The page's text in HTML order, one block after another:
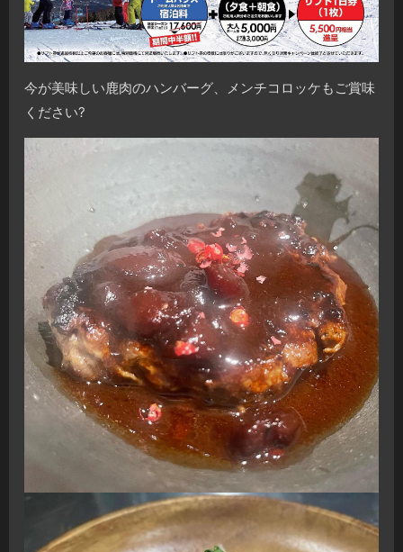
今が美味しい鹿肉のハンバーグ、メンチコロッケもご賞味
ください?